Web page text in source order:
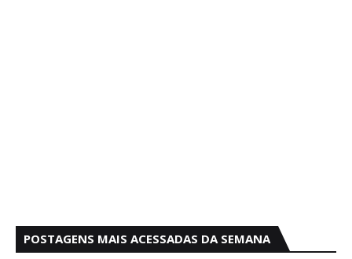
POSTAGENS MAIS ACESSADAS DA SEMANA